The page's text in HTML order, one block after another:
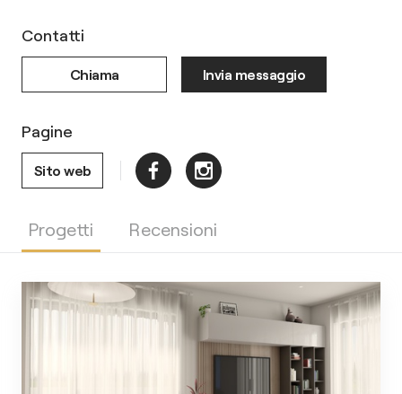
Pagine
Sito web
Contatti
Chiama Invia messaggio
Progetti Recensioni